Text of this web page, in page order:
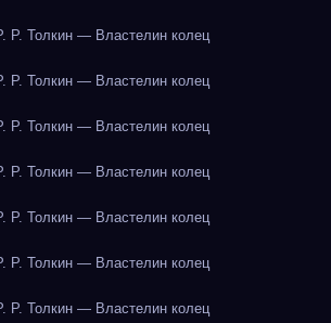
Р. Толкин — Властелин колец
Р. Толкин — Властелин колец
Р. Толкин — Властелин колец
Р. Толкин — Властелин колец
Р. Толкин — Властелин колец
Р. Толкин — Властелин колец
Р. Толкин — Властелин колец